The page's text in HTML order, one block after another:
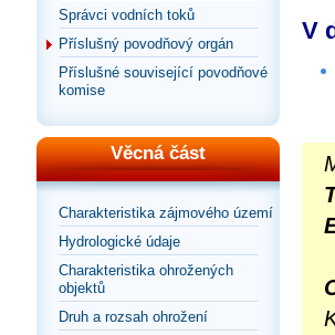
Správci vodních toků
Příslušný povodňový orgán
Příslušné související povodňové
komise
Věcná část
Charakteristika zájmového území
Hydrologické údaje
Charakteristika ohrožených
objektů
Druh a rozsah ohrožení
V